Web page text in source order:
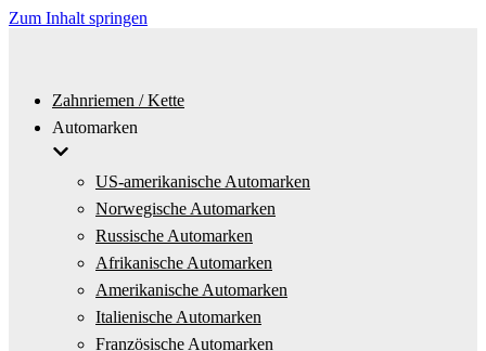
Zum Inhalt springen
Zahnriemen / Kette
Automarken
US-amerikanische Automarken
Norwegische Automarken
Russische Automarken
Afrikanische Automarken
Amerikanische Automarken
Italienische Automarken
Französische Automarken